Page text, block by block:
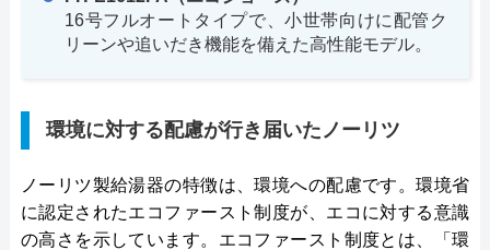
16号フルオートタイプで、小世帯向けに配管ク
リーンや追いだき機能を備えた高性能モデル。
環境に対する配慮が行き届いたノーリツ
ノーリツ製給湯器の特徴は、環境への配慮です。環境省
に認定されたエコファースト制度が、エコに対する意識
の高さを示しています。エコファースト制度とは、「環